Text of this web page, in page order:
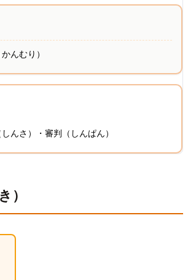
んむり）
んさ）・審判（しんぱん）
）